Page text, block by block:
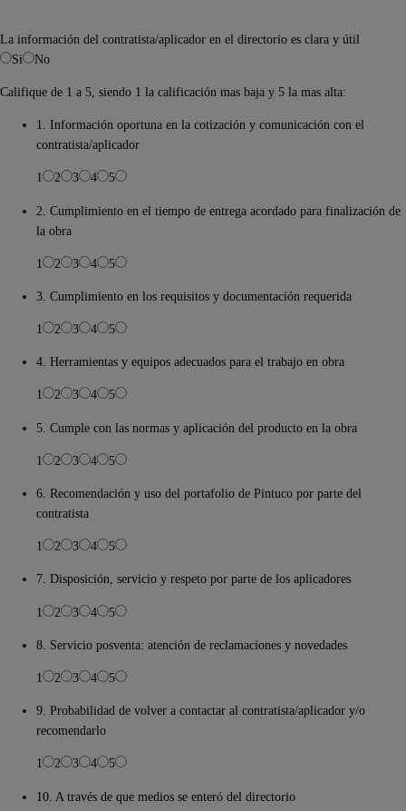
La información del contratista/aplicador en el directorio es clara y útil
Si
No
Califique de 1 a 5, siendo 1 la calificación mas baja y 5 la mas alta:
1. Información oportuna en la cotización y comunicación con el
contratista/aplicador
1 2 3 4 5
2. Cumplimiento en el tiempo de entrega acordado para finalización de
la obra
1 2 3 4 5
3. Cumplimiento en los requisitos y documentación requerida
1 2 3 4 5
4. Herramientas y equipos adecuados para el trabajo en obra
1 2 3 4 5
5. Cumple con las normas y aplicación del producto en la obra
1 2 3 4 5
6. Recomendación y uso del portafolio de Pintuco por parte del
contratista
1 2 3 4 5
7. Disposición, servicio y respeto por parte de los aplicadores
1 2 3 4 5
8. Servicio posventa: atención de reclamaciones y novedades
1 2 3 4 5
9. Probabilidad de volver a contactar al contratista/aplicador y/o
recomendarlo
1 2 3 4 5
10. A través de que medios se enteró del directorio